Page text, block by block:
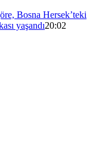
Bosna Hersek’teki
yaşandı20:02